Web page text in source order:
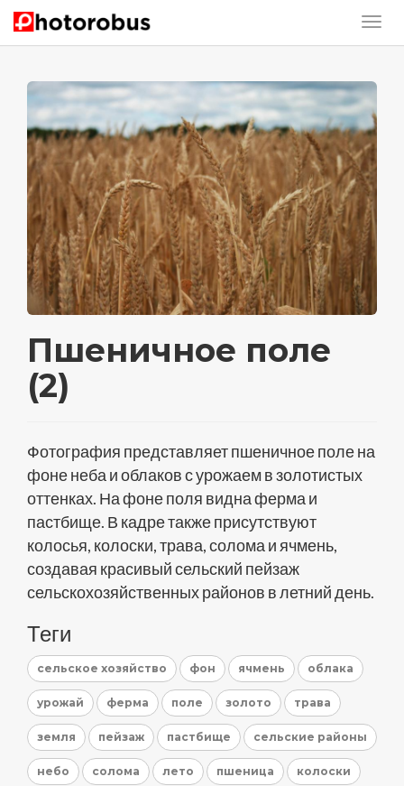
Пшеничное поле
(2)
Фотография представляет пшеничное поле на
фоне неба и облаков с урожаем в золотистых
оттенках. На фоне поля видна ферма и
пастбище. В кадре также присутствуют
колосья, колоски, трава, солома и ячмень,
создавая красивый сельский пейзаж
сельскохозяйственных районов в летний день.
Теги
сельское хозяйство фон ячмень облака
урожай ферма поле золото трава
земля пейзаж пастбище сельские районы
небо солома лето пшеница колоски